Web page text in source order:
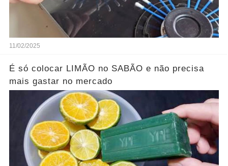
11/02/2025
É só colocar LIMÃO no SABÃO e não precisa
mais gastar no mercado